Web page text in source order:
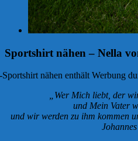
Sportshirt nähen – Nella
-Sportshirt nähen enthält Werbung
„Wer Mich liebt, der
und Mein Vater
und wir werden zu ihm kommen